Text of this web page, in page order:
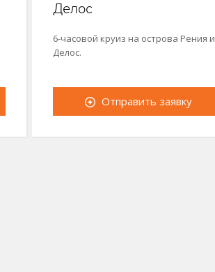
Делос
6-часовой круиз на острова Рения и
Делос.
Отправить заявку